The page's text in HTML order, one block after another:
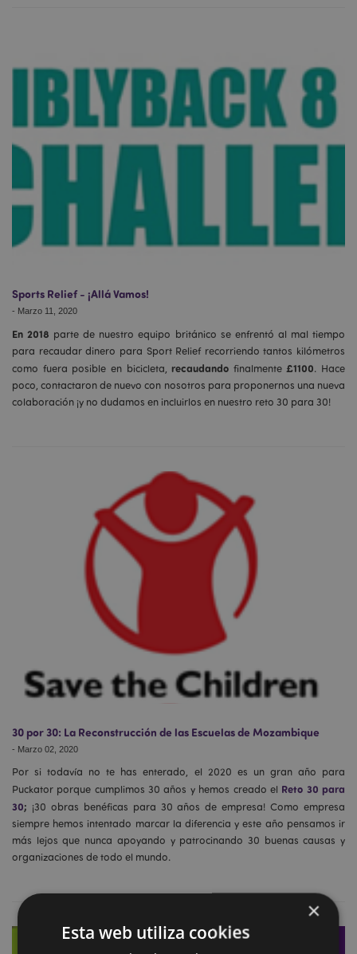
Sports Relief - ¡Allá Vamos!
- Marzo 11, 2020
En 2018 parte de nuestro equipo británico se enfrentó al mal tiempo
para recaudar dinero para Sport Relief recorriendo tantos kilómetros
como fuera posible en bicicleta,recaudando finalmente £1100. Hace
poco, contactaron de nuevo con nosotros para proponernos una nueva
colaboración ¡y no dudamos en incluirlos en nuestro reto 30 para 30!
30 por 30: La Reconstrucción de las Escuelas de Mozambique
- Marzo 02, 2020
Por si todavía no te has enterado, el 2020 es un gran año para
Puckator porque cumplimos 30 años y hemos creado el Reto 30 para
30; ¡30 obras benéficas para 30 años de empresa! Como empresa
siempre hemos intentado marcar la diferencia y este año pensamos ir
más lejos que nunca apoyando y patrocinando 30 buenas causas y
organizaciones de todo el mundo.
×
Esta web utiliza cookies